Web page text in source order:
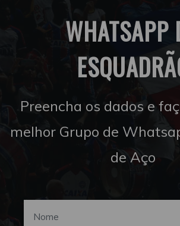
WHATSAPP
Preencha os dados e
melhor Grupo de
de Aço